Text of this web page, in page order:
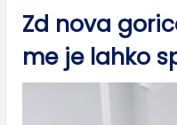
in:
Zd nova
me je lahko